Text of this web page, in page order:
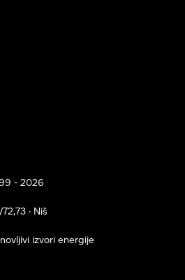
- 2026
· Niš
izvori energije